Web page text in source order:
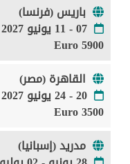
باريس (فرنسا)
07 - 11 يونيو 2027
5900 Euro
القاهرة (مصر)
20 - 24 يونيو 2027
3500 Euro
مدريد (إسبانيا)